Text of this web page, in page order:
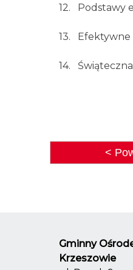
12. Podstawy
13. Efektywne
14.
<
Gminny
Krzeszowie